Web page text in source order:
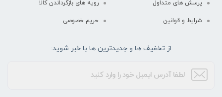
پرسش های متداول رویه های بازگرداندن کالا
شرایط و قوانین حریم خصوصی
از تخفیف ها و جدیدترین ها با خبر شوید: